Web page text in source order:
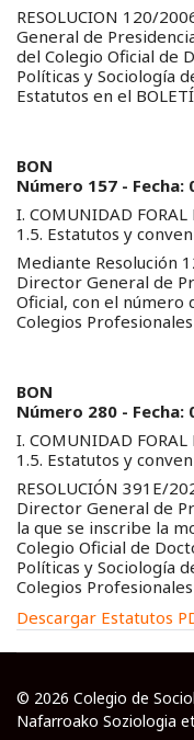
RESOLUCION 120/
General de
del Colegio Oficial de
Políticas y Sociología
Estatutos en el
BON
Número 157 - Fecha:
I. COMUNIDAD FORAL
1.5. Estatutos y
Mediante Resolución
Director General de
Oficial, con el número
Colegios
BON
Número 280 -
I. COMUNIDAD FORAL
1.5. Estatutos y
RESOLUCIÓN 391E/
Director General de
la que se inscribe la
Colegio Oficial de
Políticas y Sociología
Colegios
Descargar Estatutos
© 2026 Colegio de
Nafarroako Soziologia